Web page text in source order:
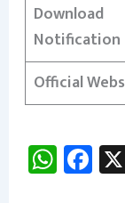
Download
Notification
Official
W
h
Fa
ce